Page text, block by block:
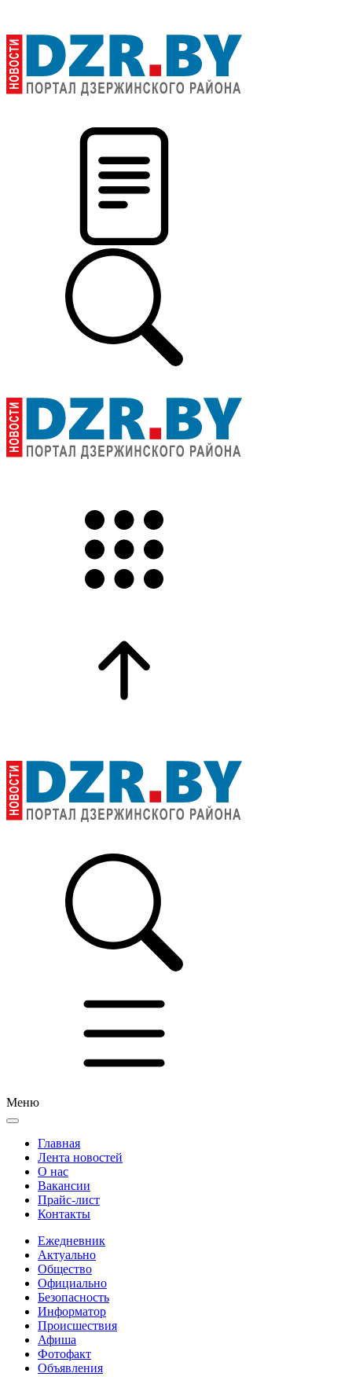
Меню
Главная
Лента новостей
О нас
Вакансии
Прайс-лист
Контакты
Ежедневник
Актуально
Общество
Официально
Безопасность
Информатор
Происшествия
Афиша
Фотофакт
Объявления